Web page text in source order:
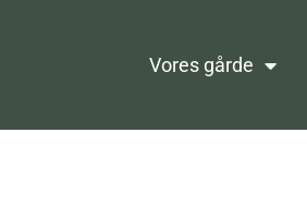
Vores gårde